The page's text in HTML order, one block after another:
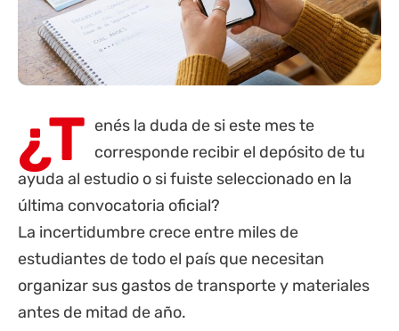
¿T enés la duda de si este mes te
corresponde recibir el depósito de tu
ayuda al estudio o si fuiste seleccionado en la
última convocatoria oficial?
La incertidumbre crece entre miles de
estudiantes de todo el país que necesitan
organizar sus gastos de transporte y materiales
antes de mitad de año.